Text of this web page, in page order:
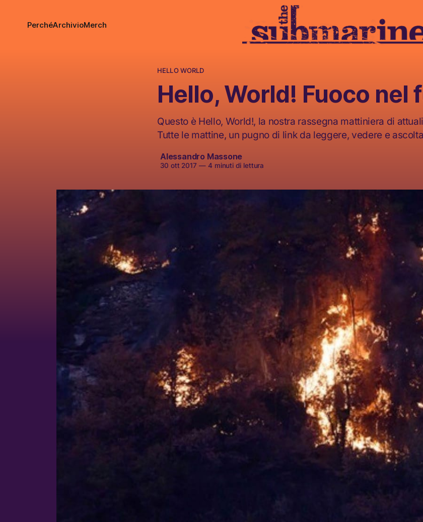
PerchéArchivioMerch
HELLO WORLD
Hello, World! Fuoco nel
Questo è Hello, World!, la nostra rassegna mattiniera di
Tutte le mattine, un pugno di link da leggere, vedere e
Alessandro Massone
30 ott 2017 —4 minuti di lettura